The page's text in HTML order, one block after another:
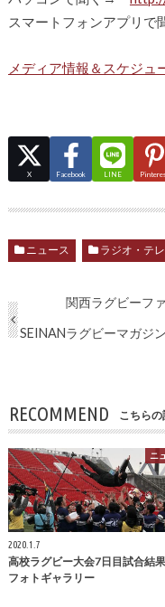
スマートフォンアプリ
メディア情報＆スケジュ
X Facebook LINE
ニュース ラジオ・テ
関西ラグビーフ
SEINANラグビーマガジ
RECOMMEND こちらの
ニ
2020.1.7
高校ラグビー大会7日目試合結
フォトギャラリー